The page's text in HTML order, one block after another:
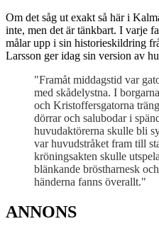
Om det såg ut exakt så här i
inte, men det är tänkbart. I varje
målar upp i sin historieskildring
Larsson ger idag sin version av
"Framåt middagstid var
med skådelystna. I
och Kristoffersgatorna
dörrar och salubodar i
huvudaktörerna skulle bli
var huvudstråket fram till
kröningsakten skulle
blänkande bröstharnesk
händerna fanns överallt."
ANNONS